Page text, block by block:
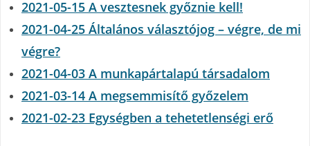
2021-05-15 A vesztesnek győznie kell!
2021-04-25 Általános választójog – végre, de mi
végre?
2021-04-03 A munkapártalapú társadalom
2021-03-14 A megsemmisítő győzelem
2021-02-23 Egységben a tehetetlenségi erő